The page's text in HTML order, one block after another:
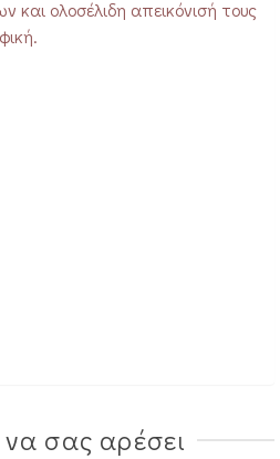
και ολοσέλιδη απεικόνισή τους
σας αρέσει